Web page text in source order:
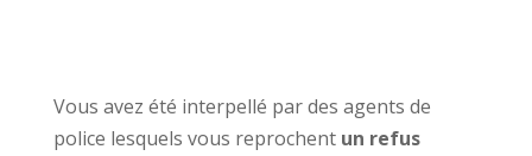
Vous avez été interpellé par des agents de
police lesquels vous reprochent un refus